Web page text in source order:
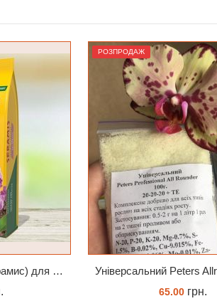
Субстрат Seramis (серамис) для орхідей 7 л заводське пакування
РОЗПРОДАЖ
65.00грн.